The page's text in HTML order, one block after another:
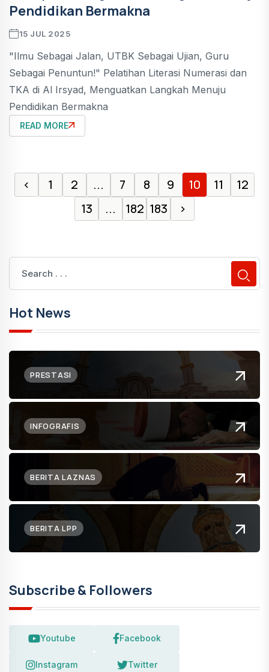
Pendidikan Bermakna
15 JUL 2025
"Ilmu Sebagai Jalan, UTBK Sebagai Ujian, Guru
Sebagai Penuntun!" Pelatihan Literasi Numerasi dan
TKA di Al Irsyad, Menguatkan Langkah Menuju
Pendidikan Bermakna
READ MORE
‹ 1 2 ... 7 8 9 10 11
12
13
... 182 183 ›
Hot News
PRESTASI
INFOGRAFIS
BERITA LAZNAS
BERITA LPP
Subscribe & Followers
Youtube Facebook
Instagram Twitter